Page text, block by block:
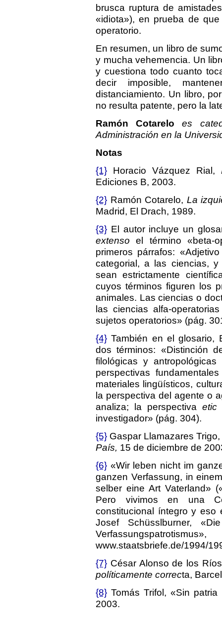
brusca ruptura de
«idiota»), en prueba de
operatorio.
En resumen, un libro de
y mucha vehemencia. Un
y cuestiona todo cuanto
decir imposible,
distanciamiento. Un libro,
no resulta patente, pero la
Ramón Cotarelo
es
Administración en la
Notas
{1} Horacio Vázquez Rial,
Ediciones B, 2003.
{2} Ramón Cotarelo, La
Madrid, El Drach, 1989.
{3} El autor incluye un
extenso el término «beta-
primeros párrafos:
categorial, a las ciencias,
sean estrictamente
cuyos términos figuren los
animales. Las ciencias o
las ciencias alfa-
sujetos operatorios» (pág.
{4} También en el glosario,
dos términos: «Distinción
filológicas y
perspectivas
materiales lingüísticos,
la perspectiva del agente o
analiza; la perspectiva etic
investigador» (pág. 304).
{5} Gaspar Llamazares
País, 15 de diciembre de
{6} «Wir leben nicht im
ganzen Verfassung, in
selber eine Art Vaterland»
Pero vivimos en una
constitucional íntegro y
Josef Schüsslburner,
Verfassungspatrotismus»,
www.staatsbriefe.de/1994/
{7} César Alonso de los
políticamente correcta,
{8} Tomás Trifol, «Sin
2003.